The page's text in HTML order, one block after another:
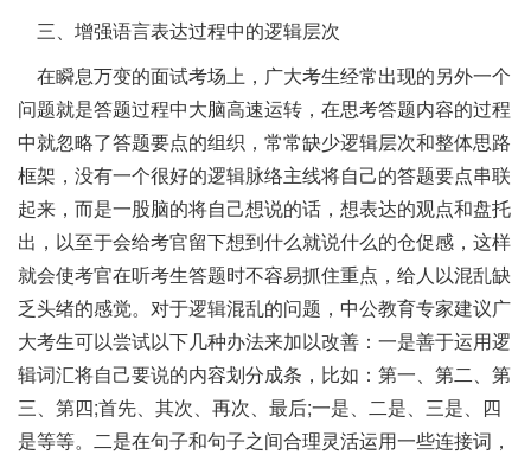
三、增强语言表达过程中的逻辑层次
在瞬息万变的面试考场上，广大考生经常出现的另外一个
问题就是答题过程中大脑高速运转，在思考答题内容的过程
中就忽略了答题要点的组织，常常缺少逻辑层次和整体思路
框架，没有一个很好的逻辑脉络主线将自己的答题要点串联
起来，而是一股脑的将自己想说的话，想表达的观点和盘托
出，以至于会给考官留下想到什么就说什么的仓促感，这样
就会使考官在听考生答题时不容易抓住重点，给人以混乱缺
乏头绪的感觉。对于逻辑混乱的问题，中公教育专家建议广
大考生可以尝试以下几种办法来加以改善：一是善于运用逻
辑词汇将自己要说的内容划分成条，比如：第一、第二、第
三、第四;首先、其次、再次、最后;一是、二是、三是、四
是等等。二是在句子和句子之间合理灵活运用一些连接词，